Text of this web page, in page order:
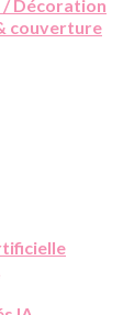
/ Décoration
couverture